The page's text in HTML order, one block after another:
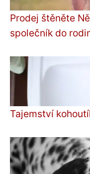
Prodej štěněte
společník do
Tajemství